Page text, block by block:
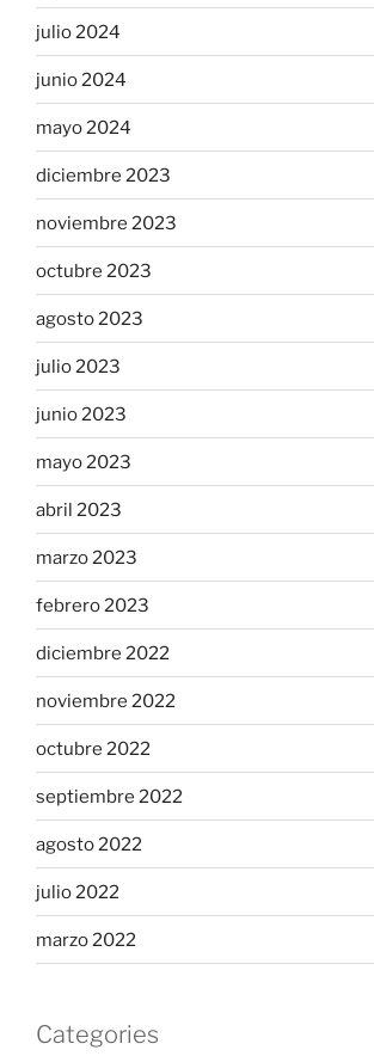
julio 2024
junio 2024
mayo 2024
diciembre 2023
noviembre 2023
octubre 2023
agosto 2023
julio 2023
junio 2023
mayo 2023
abril 2023
marzo 2023
febrero 2023
diciembre 2022
noviembre 2022
octubre 2022
septiembre 2022
agosto 2022
julio 2022
marzo 2022
Categories